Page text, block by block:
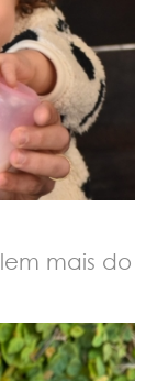
mais do